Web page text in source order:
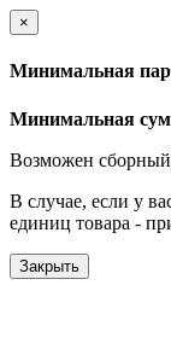
×
Минимальная
Минимальная
Возможен сборный
В случае, если у
единиц товара -
Закрыть